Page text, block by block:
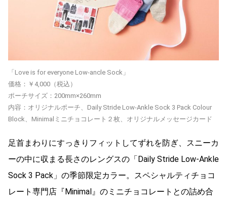
「Love is for everyone Low-ancle Sock」
価格：￥4,000（税込）
ポーチサイズ：200mm×260mm
内容：オリジナルポーチ、Daily Stride Low-Ankle Sock 3 Pack Colour
Block、Minimalミニチョコレート２枚、オリジナルメッセージカード
足首まわりにすっきりフィットしてずれを防ぎ、スニーカ
ーの中に収まる長さのレングスの「Daily Stride Low-Ankle
Sock 3 Pack」の季節限定カラー。スペシャルティチョコ
レート専門店『Minimal』のミニチョコレートとの詰め合